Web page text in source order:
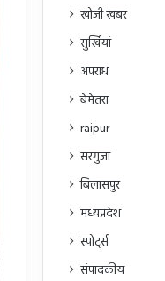
खोजी खबर
सुर्खियां
अपराध
बेमेतरा
raipur
सरगुजा
बिलासपुर
मध्यप्रदेश
स्पोर्ट्स
संपादकीय